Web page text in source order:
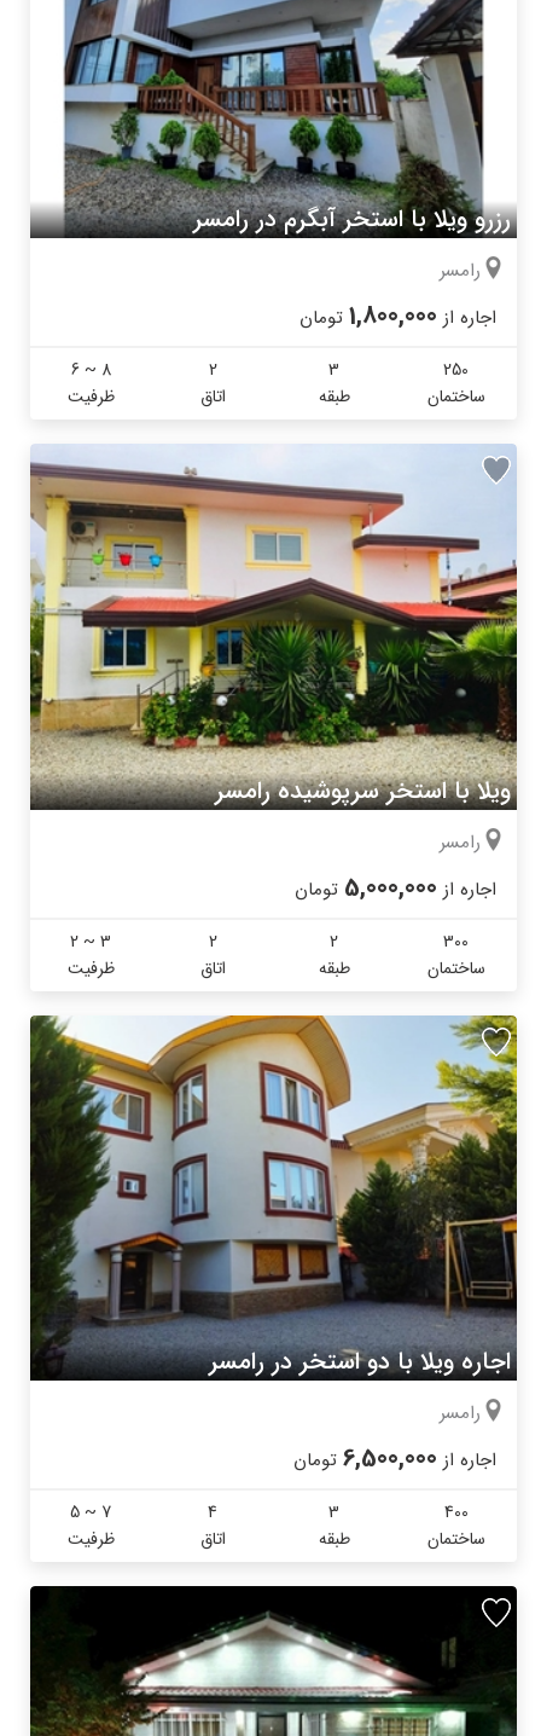
رزرو ویلا با استخر آبگرم در رامسر
رامسر
اجاره از 1,800,000 تومان
250
ساختمان
3
طبقه
2
اتاق
6 ~ 8
ظرفیت
ویلا با استخر سرپوشیده رامسر
رامسر
اجاره از 5,000,000 تومان
300
ساختمان
2
طبقه
2
اتاق
2 ~ 3
ظرفیت
اجاره ویلا با دو استخر در رامسر
رامسر
اجاره از 6,500,000 تومان
400
ساختمان
3
طبقه
4
اتاق
5 ~ 7
ظرفیت